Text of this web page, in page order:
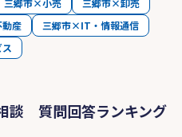
三郷市×小売
三郷市×卸売
産
三郷市×IT・情報通信
談 質問回答ランキング